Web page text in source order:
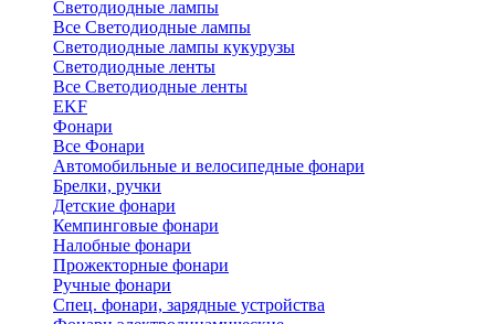
Светодиодные лампы
Все Светодиодные лампы
Светодиодные лампы кукурузы
Светодиодные ленты
Все Светодиодные ленты
EKF
Фонари
Все Фонари
Автомобильные и велосипедные фонари
Брелки, ручки
Детские фонари
Кемпинговые фонари
Налобные фонари
Прожекторные фонари
Ручные фонари
Спец. фонари, зарядные устройства